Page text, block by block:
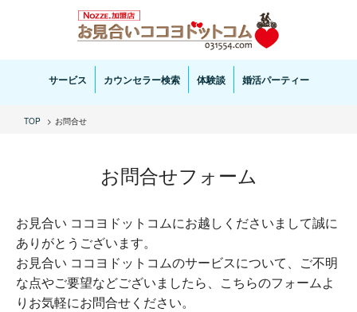
お見合い・結婚相談ならお見合いココヨドットコムへ。専任の結婚カウンセラーがサポートいた
します。
サービス カウンセラー検索 体験談 婚活パーティー
TOP お問合せ
お問合せフォーム
お見合い ココヨドットコムにお越しくださいまして誠に
ありがとうございます。
お見合い ココヨドットコムのサービスについて、ご不明
な点やご要望などございましたら、こちらのフォームよ
りお気軽にお問合せください。